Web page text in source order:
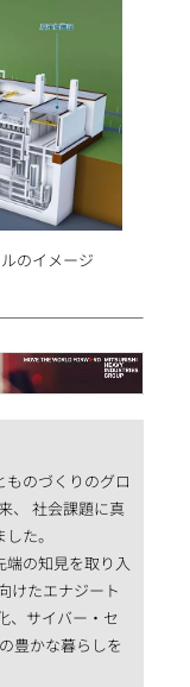
のイメージ
のづくりのグロ
、 社会課題に真
た。
の知見を取り入
けたエナジート
、サイバー・セ
豊かな暮らしを